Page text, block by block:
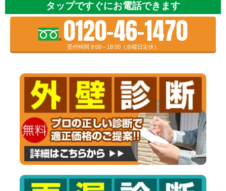
タップですぐにお電話できます
0120-46-1470
受付時間 9:00～18:00（水曜日定休）